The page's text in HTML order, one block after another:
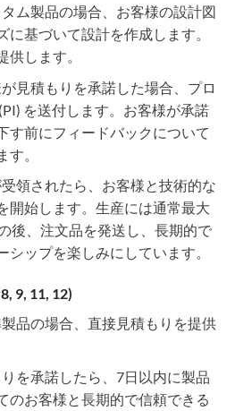
ム製品の場合、お客様の設計図
に基づいて設計を作成します。
供します。
見積もりを承諾した場合、プロ
を送付します。お客様が承諾
す前にフィードバックについて
。
領されたら、お客様と技術的な
開始します。生産には通常最大
後、注文品を発送し、長期的で
シップを楽しみにしています。
9, 11, 12)
品の場合、直接見積もりを提供
を承諾したら、7日以内に製品
のお客様と長期的で信頼できる